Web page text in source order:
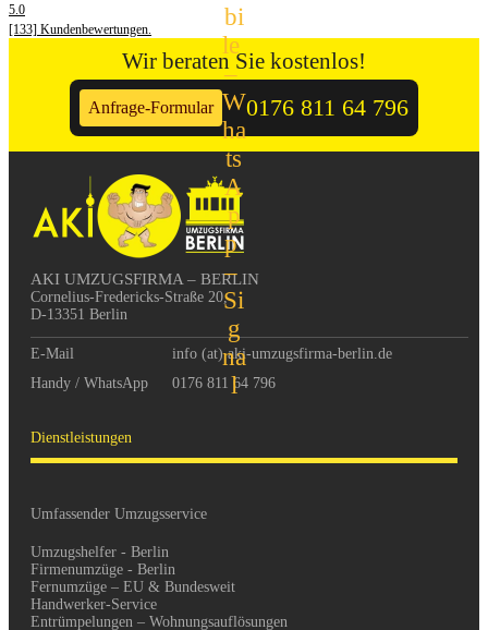
5.0
[133] Kundenbewertungen.
Wir beraten Sie kostenlos!
Anfrage-Formular 0176 811 64 796
AKI UMZUGSFIRMA – BERLIN
Cornelius-Fredericks-Straße 20,
D-13351 Berlin
E-Mail
info (at) aki-umzugsfirma-berlin.de
Handy / WhatsApp
0176 811 64 796
Dienstleistungen
Umfassender Umzugsservice
Umzugshelfer - Berlin
Firmenumzüge - Berlin
Fernumzüge – EU & Bundesweit
Handwerker-Service
Entrümpelungen – Wohnungsauflösungen